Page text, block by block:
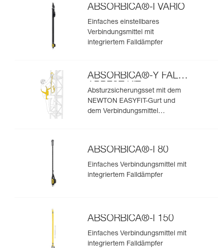
ABSORBICA®-I VARIO
Einfaches einstellbares
Verbindungsmittel mit
integriertem Falldämpfer
ABSORBICA®-Y FALL
ARREST KIT
Absturzsicherungsset mit dem
NEWTON EASYFIT-Gurt und
dem Verbindungsmittel
ABSORBICA®-I 80
Einfaches Verbindungsmittel mit
integriertem Falldämpfer
ABSORBICA®-I 150
Einfaches Verbindungsmittel mit
integriertem Falldämpfer